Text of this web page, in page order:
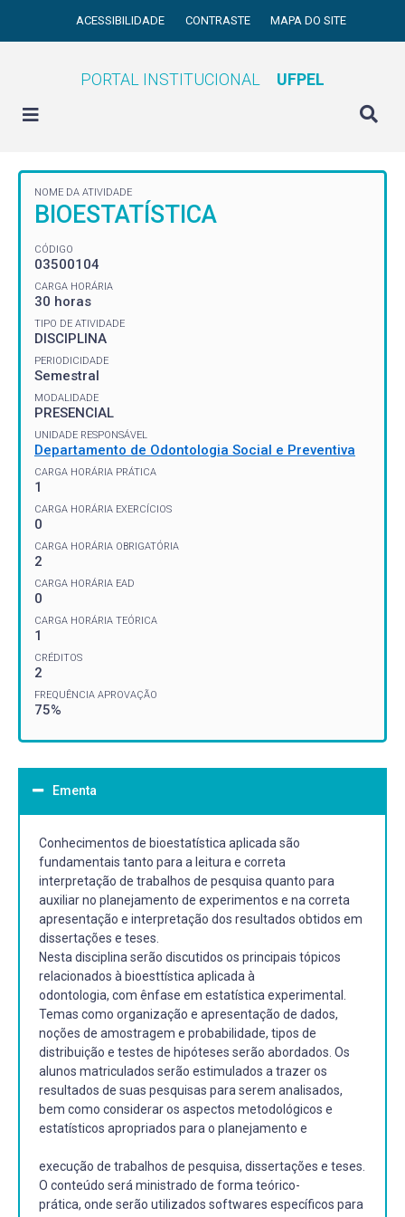
ACESSIBILIDADE CONTRASTE MAPA DO SITE
PORTAL INSTITUCIONAL UFPEL
NOME DA ATIVIDADE
BIOESTATÍSTICA
CÓDIGO
03500104
CARGA HORÁRIA
30 horas
TIPO DE ATIVIDADE
DISCIPLINA
PERIODICIDADE
Semestral
MODALIDADE
PRESENCIAL
UNIDADE RESPONSÁVEL
Departamento de Odontologia Social e Preventiva
CARGA HORÁRIA PRÁTICA
1
CARGA HORÁRIA EXERCÍCIOS
0
CARGA HORÁRIA OBRIGATÓRIA
2
CARGA HORÁRIA EAD
0
CARGA HORÁRIA TEÓRICA
1
CRÉDITOS
2
FREQUÊNCIA APROVAÇÃO
75%
Ementa
Conhecimentos de bioestatística aplicada são
fundamentais tanto para a leitura e correta
interpretação de trabalhos de pesquisa quanto para
auxiliar no planejamento de experimentos e na correta
apresentação e interpretação dos resultados obtidos em
dissertações e teses.
Nesta disciplina serão discutidos os principais tópicos
relacionados à bioesttística aplicada à
odontologia, com ênfase em estatística experimental.
Temas como organização e apresentação de dados,
noções de amostragem e probabilidade, tipos de
distribuição e testes de hipóteses serão abordados. Os
alunos matriculados serão estimulados a trazer os
resultados de suas pesquisas para serem analisados,
bem como considerar os aspectos metodológicos e
estatísticos apropriados para o planejamento e
execução de trabalhos de pesquisa, dissertações e teses.
O conteúdo será ministrado de forma teórico-
prática, onde serão utilizados softwares específicos para